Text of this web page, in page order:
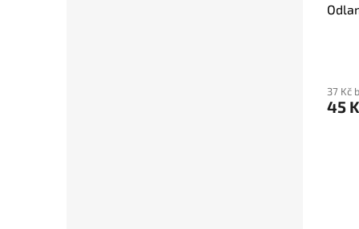
37 Kč
45